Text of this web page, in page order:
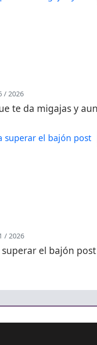
/ 2026
te da migajas y
/ 2026
superar el bajón post